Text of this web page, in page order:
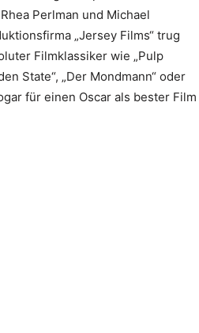
Perlman und Michael
„Jersey Films“ trug
Filmklassiker wie „Pulp
State“, „Der Mondmann“ oder
für einen Oscar als bester Film